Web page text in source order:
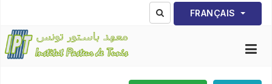
Sélectionnez votre
FRANÇAIS